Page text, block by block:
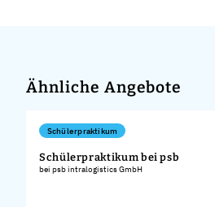
Ähnliche Angebote
Schülerpraktikum
Schülerpraktikum bei psb
bei psb intralogistics GmbH